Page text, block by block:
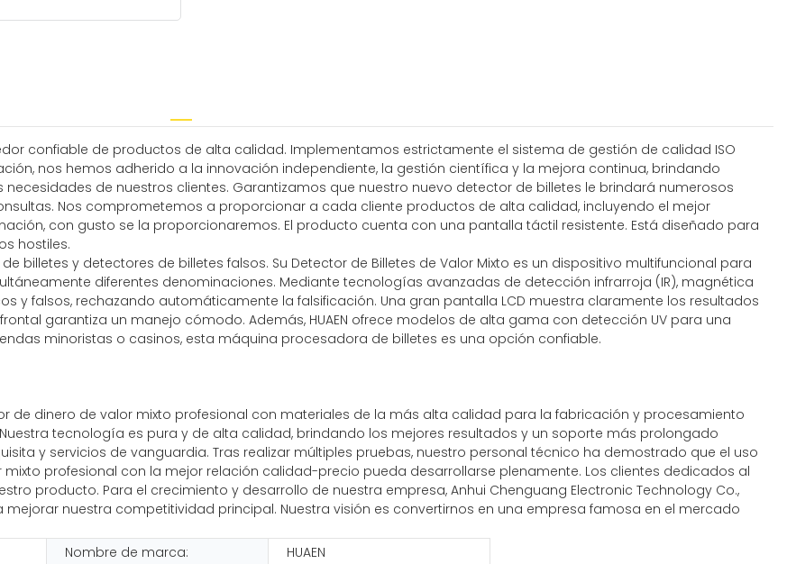
confiable de productos de alta calidad. Implementamos estrictamente el sistema de gestión de calidad ISO
nos hemos adherido a la innovación independiente, la gestión científica y la mejora continua, brindando
de nuestros clientes. Garantizamos que nuestro nuevo detector de billetes le brindará numerosos
Nos comprometemos a proporcionar a cada cliente productos de alta calidad, incluyendo el mejor
con gusto se la proporcionaremos. El producto cuenta con una pantalla táctil resistente. Está diseñado para
hostiles.
billetes y detectores de billetes falsos. Su Detector de Billetes de Valor Mixto es un dispositivo multifuncional para
diferentes denominaciones. Mediante tecnologías avanzadas de detección infrarroja (IR), magnética
y falsos, rechazando automáticamente la falsificación. Una gran pantalla LCD muestra claramente los resultados
garantiza un manejo cómodo. Además, HUAEN ofrece modelos de alta gama con detección UV para una
minoristas o casinos, esta máquina procesadora de billetes es una opción confiable.
de dinero de valor mixto profesional con materiales de la más alta calidad para la fabricación y procesamiento
tecnología es pura y de alta calidad, brindando los mejores resultados y un soporte más prolongado
y servicios de vanguardia. Tras realizar múltiples pruebas, nuestro personal técnico ha demostrado que el uso
profesional con la mejor relación calidad-precio pueda desarrollarse plenamente. Los clientes dedicados al
producto. Para el crecimiento y desarrollo de nuestra empresa, Anhui Chenguang Electronic Technology Co.,
nuestra competitividad principal. Nuestra visión es convertirnos en una empresa famosa en el mercado
Nombre de marca:
HUAEN